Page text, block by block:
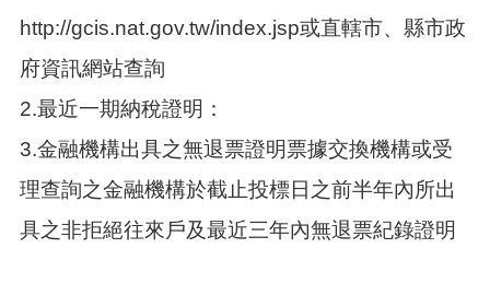
http://gcis.nat.gov.tw/index.jsp或直轄市、縣市政
府資訊網站查詢
2.最近一期納稅證明：
3.金融機構出具之無退票證明票據交換機構或受
理查詢之金融機構於截止投標日之前半年內所出
具之非拒絕往來戶及最近三年內無退票紀錄證明